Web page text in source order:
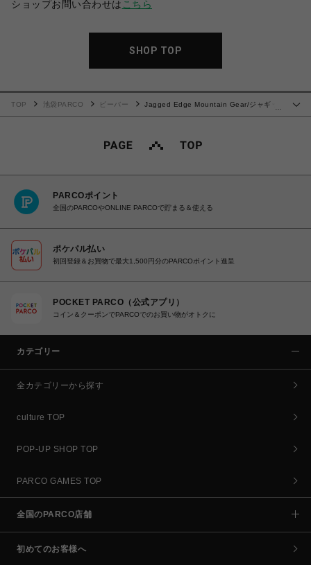
ショップお問い合わせは こちら
SHOP TOP
TOP 池袋PARCO ビーバー
Jagged Edge Mountain Gear/ジャギッ
PARCOポイント
全国のPARCOやONLINE PARCOで貯まる＆使える
ポケパル払い
初回登録＆お買物で最大1,500円分のPARCOポイント進呈
POCKET PARCO（公式アプリ）
コイン＆クーポンでPARCOでのお買い物がオトクに
カテゴリー
全カテゴリーから探す
culture TOP
POP-UP SHOP TOP
PARCO GAMES TOP
全国のPARCO店舗
初めてのお客様へ